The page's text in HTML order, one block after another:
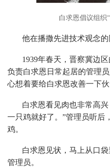
白求恩倡议组织
他在播撒先进技术观念的
1939年春天，晋察冀边
负责白求恩日常起居的管理
心想着要给白求恩改善一下伙
白求恩看见肉也非常高
一只鸡就好了。”管理员听后
鸡。
白求恩见状，马上从口
管理员。